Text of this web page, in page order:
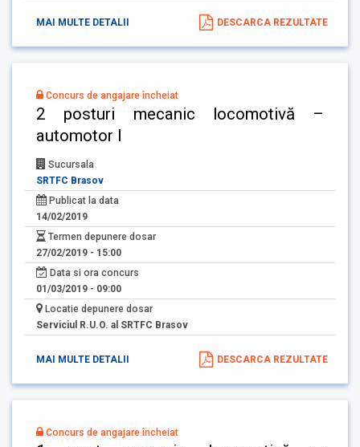
MAI MULTE DETALII DESCARCA REZULTATE
Concurs de angajare încheiat
2 posturi mecanic locomotivă –
automotor I
Sucursala
SRTFC Brasov
Publicat la data
14/02/2019
Termen depunere dosar
27/02/2019 - 15:00
Data si ora concurs
01/03/2019 - 09:00
Locatie depunere dosar
Serviciul R.U.O. al SRTFC Brasov
MAI MULTE DETALII DESCARCA REZULTATE
Concurs de angajare încheiat